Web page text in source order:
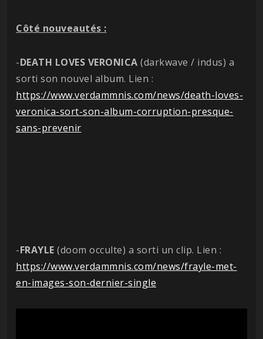
Côté nouveautés :
-DEATH LOVES VERONICA (darkwave / indus) a
sorti son nouvel album. Lien :
https://www.verdammnis.com/news/death-loves-
veronica-sort-son-album-corruption-presque-
sans-prevenir
-FRAYLE (doom occulte) a sorti un clip. Lien :
https://www.verdammnis.com/news/frayle-met-
en-images-son-dernier-single